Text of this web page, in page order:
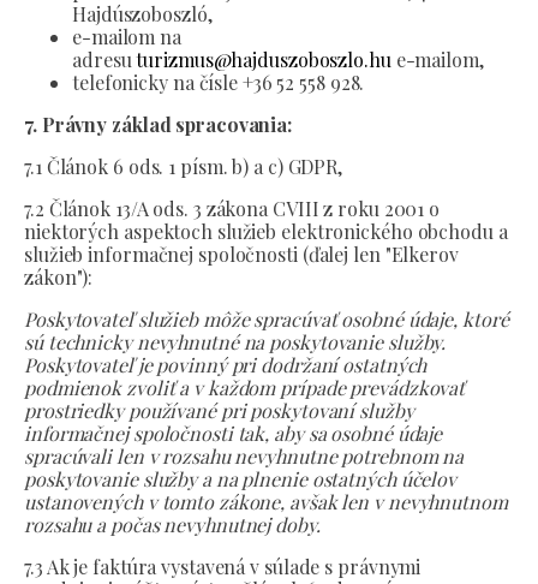
Hajdúszoboszló,
e-mailom na
adresuturizmus@hajduszoboszlo.hu e-mailom,
telefonicky na čísle +36 52 558 928.
7. Právny základ spracovania:
7.1 Článok 6 ods. 1 písm. b) a c) GDPR,
7.2 Článok 13/A ods. 3 zákona CVIII z roku 2001 o
niektorých aspektoch služieb elektronického obchodu a
služieb informačnej spoločnosti (ďalej len "Elkerov
zákon"):
Poskytovateľ služieb môže spracúvať osobné údaje, ktoré
sú technicky nevyhnutné na poskytovanie služby.
Poskytovateľ je povinný pri dodržaní ostatných
podmienok zvoliť a v každom prípade prevádzkovať
prostriedky používané pri poskytovaní služby
informačnej spoločnosti tak, aby sa osobné údaje
spracúvali len v rozsahu nevyhnutne potrebnom na
poskytovanie služby a na plnenie ostatných účelov
ustanovených v tomto zákone, avšak len v nevyhnutnom
rozsahu a počas nevyhnutnej doby.
7.3 Ak je faktúra vystavená v súlade s právnymi